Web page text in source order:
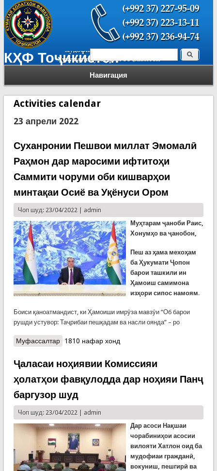
КҲФ Тоҷикистон
Навигация
Форма поиска Поиск
Activities calendar
23 апрели 2022
Суханронии Пешвои миллат Эмомалӣ
Раҳмон дар маросими ифтитоҳи
Саммити чоруми оби кишварҳои
минтақаи Осиё ва Уқёнуси Ором
Чоп шуд: 23/04/2022 | admin
Муҳтарам ҷаноби Раис,
Хонумҳо ва ҷанобон,
Пеш аз ҳама мехоҳам
ба Ҳукумати Ҷопон
барои ташкили ин
Ҳамоиш самимона
изҳори сипос намоям.
Боиси қаноатмандист, ки Ҳамоиши имрӯза мавзӯи “Об барои
рушди устувор: Таҷрибаи пешқадам ва насли оянда” – ро
Муфассалтаро Суханронии Пешвои миллат Эмомалӣ Раҳмон
кишварҳои минтақаи Осиё ва Уқёнуси Ором
1810 нафар хонд
Ҷаласаи ноҳиявии Комиссияи
ҳолатҳои фавқулодда дар ноҳияи Панҷ
баргузор шуд
Чоп шуд: 23/04/2022 | admin
Дар асоси Нақшаи
чорабиниҳои асосии
вилояти Хатлон оид ба
мудофиаи гражданӣ,
вокуниш, пешгирӣ ва